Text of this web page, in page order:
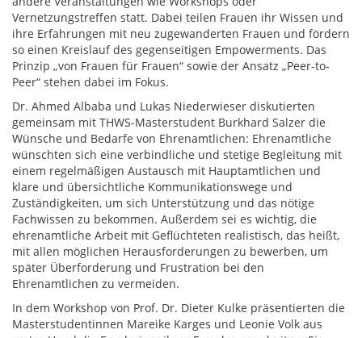
Vernetzungstreffen statt. Dabei teilen Frauen ihr Wissen und
ihre Erfahrungen mit neu zugewanderten Frauen und fördern
so einen Kreislauf des gegenseitigen Empowerments. Das
Prinzip „von Frauen für Frauen“ sowie der Ansatz „Peer-to-
Peer“ stehen dabei im Fokus.
Dr. Ahmed Albaba und Lukas Niederwieser diskutierten
gemeinsam mit THWS-Masterstudent Burkhard Salzer die
Wünsche und Bedarfe von Ehrenamtlichen: Ehrenamtliche
wünschten sich eine verbindliche und stetige Begleitung mit
einem regelmäßigen Austausch mit Hauptamtlichen und
klare und übersichtliche Kommunikationswege und
Zuständigkeiten, um sich Unterstützung und das nötige
Fachwissen zu bekommen. Außerdem sei es wichtig, die
ehrenamtliche Arbeit mit Geflüchteten realistisch, das heißt,
mit allen möglichen Herausforderungen zu bewerben, um
später Überforderung und Frustration bei den
Ehrenamtlichen zu vermeiden.
In dem Workshop von Prof. Dr. Dieter Kulke präsentierten die
Masterstudentinnen Mareike Karges und Leonie Volk aus